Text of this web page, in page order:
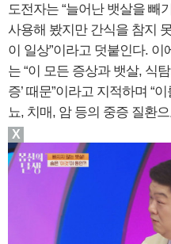
도전자는 “늘어난 뱃살을 빼
사용해 봤지만 간식을 참지
이 일상”이라고 덧붙인다.
는 “이 모든 증상과 뱃살, 식
증’ 때문”이라고 지적하며 “
뇨, 치매, 암 등의 중증 질환
X